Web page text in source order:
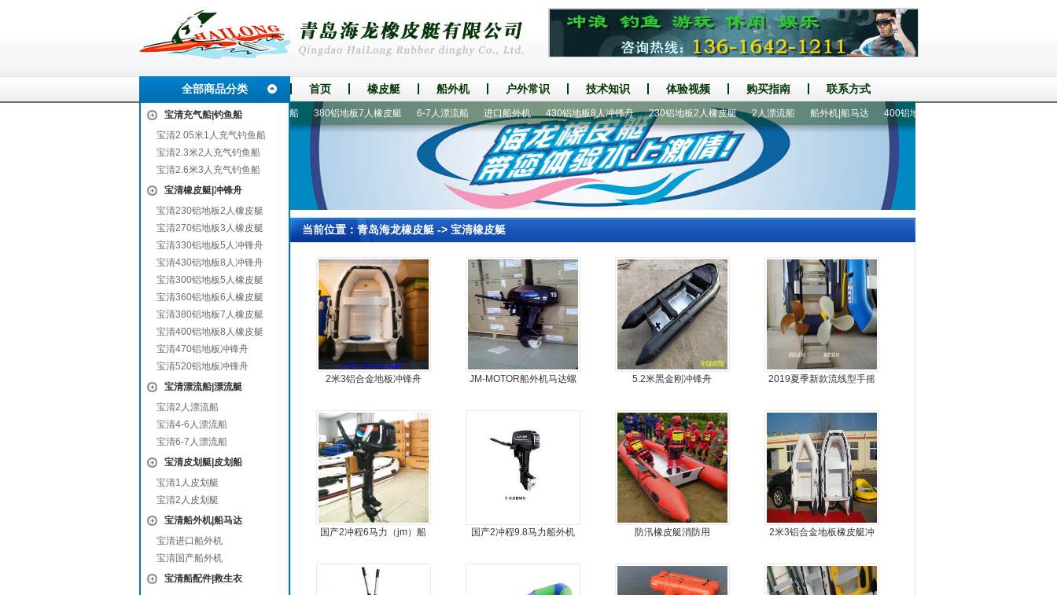
全部商品分类 首页 橡皮艇 船外机 户外常识 技术知识 体验视频 购买指南 联系方式
宝清充气船|钓鱼船
宝清2.05米1人充气钓鱼船
宝清2.3米2人充气钓鱼船
宝清2.6米3人充气钓鱼船
宝清橡皮艇|冲锋舟
宝清230铝地板2人橡皮艇
宝清270铝地板3人橡皮艇
宝清330铝地板5人冲锋舟
宝清430铝地板8人冲锋舟
宝清300铝地板5人橡皮艇
宝清360铝地板6人橡皮艇
宝清380铝地板7人橡皮艇
宝清400铝地板8人橡皮艇
宝清470铝地板冲锋舟
宝清520铝地板冲锋舟
宝清漂流船|漂流艇
宝清2人漂流船
宝清4-6人漂流船
宝清6-7人漂流船
宝清皮划艇|皮划船
宝清1人皮划艇
宝清2人皮划艇
宝清船外机|船马达
宝清进口船外机
宝清国产船外机
宝清船配件|救生衣
270铝地板3人橡皮艇 2.6米3人充气钓鱼船 380铝地板7人橡皮艇 6-7人漂流船 进口船外机 430铝地板8人冲锋舟 230铝地板2人橡皮艇 2人漂流船 船外机|船马达 400铝地板8人橡皮艇
当前位置： 青岛海龙橡皮艇-> 宝清橡皮艇
2米3铝合金地板冲锋舟
JM-MOTOR船外机马达螺
5.2米黑金刚冲锋舟
2019夏季新款流线型手摇
专用
国产2冲程6马力（jm）船
国产2冲程9.8马力船外机 防汛橡皮艇消防用
2米3铝合金地板橡皮艇冲